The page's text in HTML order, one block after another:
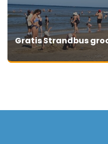
Gratis Strandbus